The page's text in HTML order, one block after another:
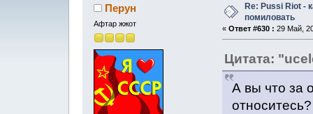
Перун
Афтар жжот
Re: Pussi Riot -
помиловать
« Ответ #630 : 29 Май,
Цитата:
А вы что за